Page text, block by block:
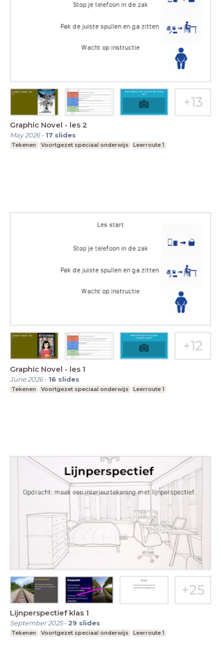
Graphic Novel - les 2
May 2026- 17 slides
Tekenen Voortgezet speciaal onderwijs Leerroute 1
Graphic Novel - les 1
June 2026- 16 slides
Tekenen Voortgezet speciaal onderwijs Leerroute 1
Lijnperspectief klas 1
September 2025- 29 slides
Tekenen Voortgezet speciaal onderwijs Leerroute 1